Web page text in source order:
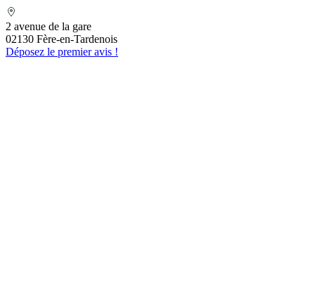
2 avenue de la gare
02130 Fère-en-Tardenois
Déposez le premier avis !